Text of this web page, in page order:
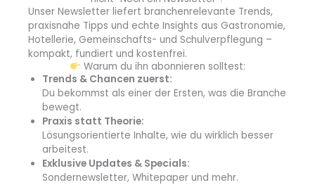
Helga Dassinger, seit 35 Jahren in der Spülküche der
Jugendherberge Garmisch-Partenkirchen tätig, wurde
von Winterhalter zur Spülerin des Jahres gekürt. Wir
sprachen mit ihr über ihren beruflichen Alltag.
Weiterlesen »
Unser Newsletter liefert branchenrelevante Trends,
praxisnahe Tipps und echte Insights aus Gastronomie,
Hotellerie, Gemeinschafts- und Schulverpflegung –
kompakt, fundiert und kostenfrei.
Warum du ihn abonnieren solltest:
Trends & Chancen zuerst:
Du bekommst als einer der Ersten, was die Branche
bewegt.
Praxis statt Theorie:
Lösungsorientierte Inhalte, wie du wirklich besser
arbeitest.
Exklusive Updates & Specials:
Sondernewsletter, Whitepaper und mehr.